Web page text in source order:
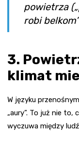
powietrza
robi
3.
klimat
W języku
„aury”. To już nie to,
wyczuwa między